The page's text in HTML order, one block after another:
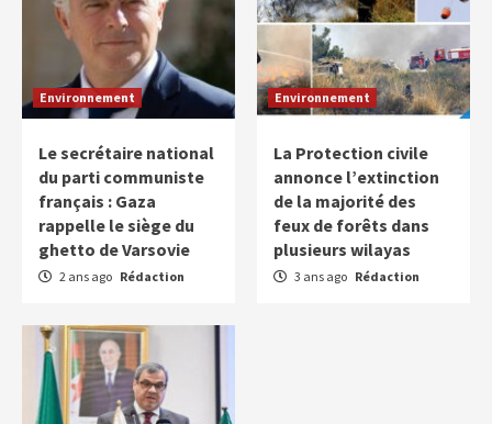
Environnement
Le secrétaire national
du parti communiste
français : Gaza
rappelle le siège du
ghetto de Varsovie
2 ans ago Rédaction
Environnement
La Protection civile
annonce l’extinction
de la majorité des
feux de forêts dans
plusieurs wilayas
3 ans ago Rédaction